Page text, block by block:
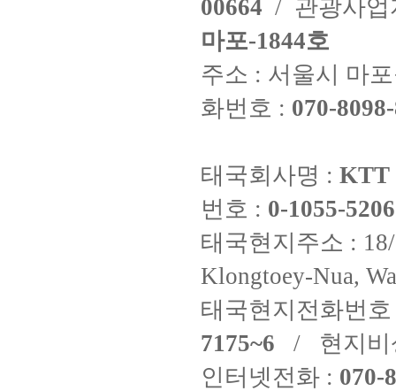
00664 / 관광사
마포-1844호
주소 : 서울시 마
화번호 : 070-
태국회사명 : KTT
번호 : 0-1055-
태국현지주소 :
Klongtoey-Nua,
태국현지전화번
7175~6 / 현지비
인터넷전화 : 070-